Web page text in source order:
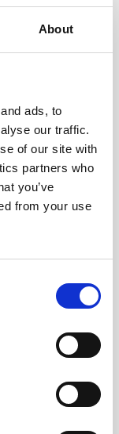
About
ads, to
our traffic.
of our site with
partners who
you’ve
from your use